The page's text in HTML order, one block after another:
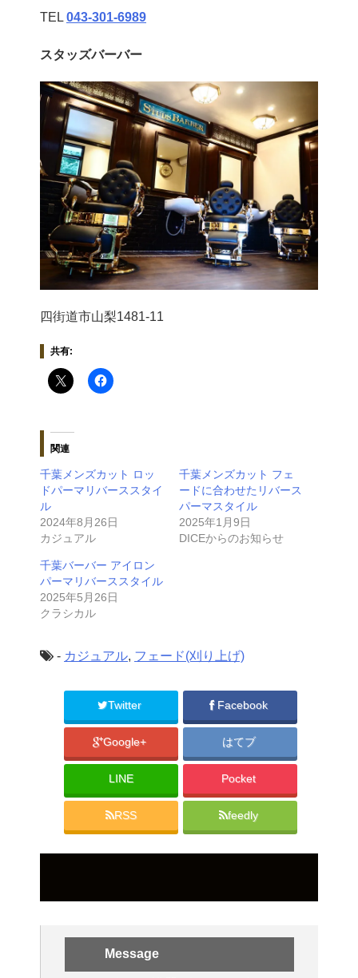
TEL 043‐301‐6989
スタッズバーバー
四街道市山梨1481-11
共有:
関連
千葉メンズカット ロッ
ドパーマリバーススタイ
ル
2024年8月26日
カジュアル
千葉メンズカット フェ
ードに合わせたリバース
パーマスタイル
2025年1月9日
DICEからのお知らせ
千葉バーバー アイロン
パーマリバーススタイル
2025年5月26日
クラシカル
- カジュアル, フェード(刈り上げ)
Twitter Facebook
Google+ はてブ
LINE Pocket
RSS feedly
Message